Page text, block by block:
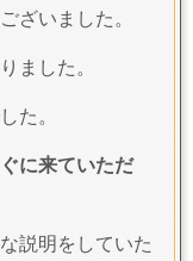
ざいました。
ました。
た。
に来ていただ
説明をしていた